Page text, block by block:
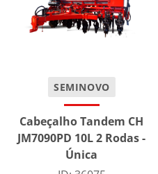
SEMINOVO
Cabeçalho Tandem CH
JM7090PD 10L 2 Rodas -
Única